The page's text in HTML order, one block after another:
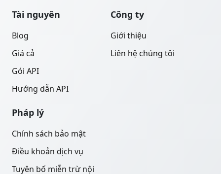
Tài nguyên
Blog
Giá cả
Gói API
Hướng dẫn API
Công ty
Giới thiệu
Liên hệ chúng tôi
Pháp lý
Chính sách bảo mật
Điều khoản dịch vụ
Tuyên bố miễn trừ nội